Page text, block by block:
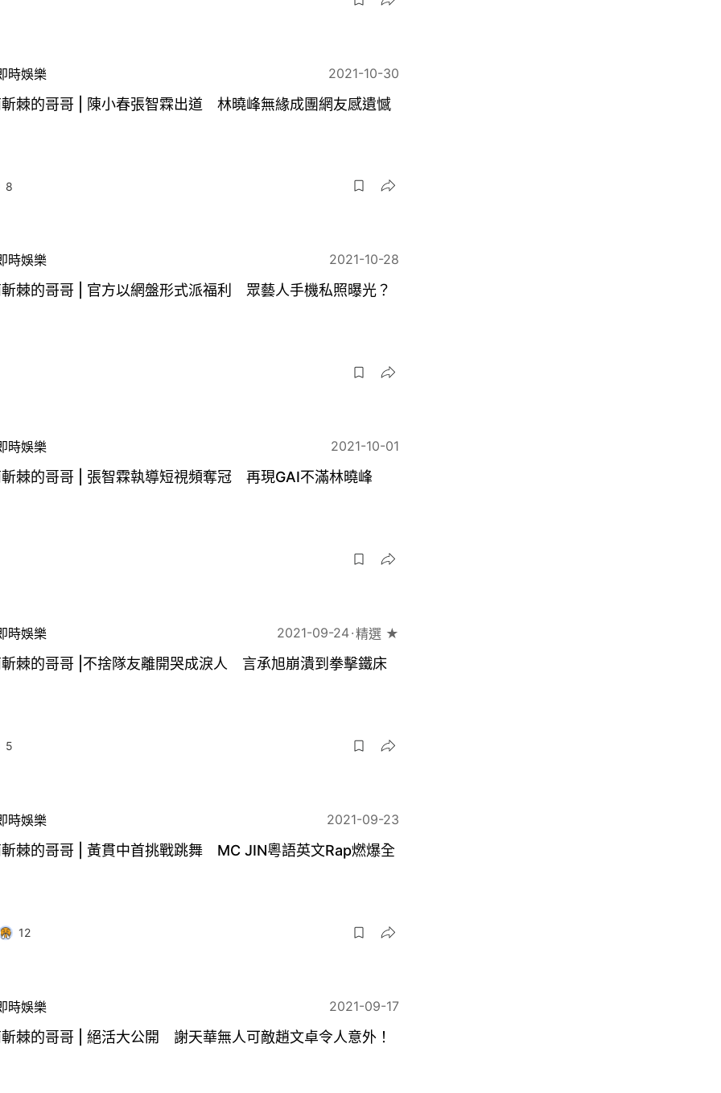
時娛樂 2021-10-30
棘的哥哥 | 陳小春張智霖出道 林曉峰無緣成團網友感遺憾
8
時娛樂 2021-10-28
棘的哥哥 | 官方以網盤形式派福利 眾藝人手機私照曝光？
時娛樂 2021-10-01
棘的哥哥 | 張智霖執導短視頻奪冠 再現GAI不滿林曉峰
時娛樂 2021-09-24 精選 ★
棘的哥哥 |不捨隊友離開哭成淚人 言承旭崩潰到拳擊鐵床
5
時娛樂 2021-09-23
棘的哥哥 | 黃貫中首挑戰跳舞 MC JIN粵語英文Rap燃爆全
12
時娛樂 2021-09-17
棘的哥哥 | 絕活大公開 謝天華無人可敵趙文卓令人意外！